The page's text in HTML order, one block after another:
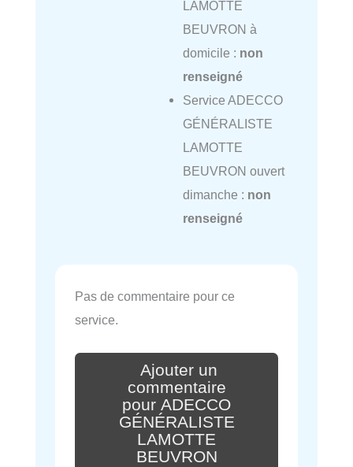
LAMOTTE
BEUVRON à
domicile : non
renseigné
Service ADECCO
GÉNÉRALISTE
LAMOTTE
BEUVRON ouvert
dimanche : non
renseigné
Pas de commentaire pour ce
service.
Ajouter un
commentaire
pour ADECCO
GÉNÉRALISTE
LAMOTTE
BEUVRON